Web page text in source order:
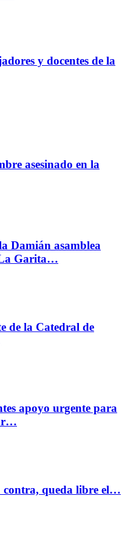
y docentes de la
asesinado en la
Damián asamblea
Garita…
de la Catedral de
apoyo urgente para
contra, queda libre el…